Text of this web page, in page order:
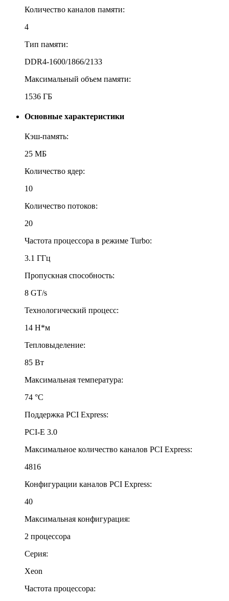
Количество каналов памяти:
4
Тип памяти:
DDR4-1600/1866/2133
Максимальный объем памяти:
1536 ГБ
Основные характеристики
Кэш-память:
25 МБ
Количество ядер:
10
Количество потоков:
20
Частота процессора в режиме Turbo:
3.1 ГГц
Пропускная способность:
8 GT/s
Технологический процесс:
14 Н*м
Тепловыделение:
85 Вт
Максимальная температура:
74 °С
Поддержка PCI Express:
PCI-E 3.0
Максимальное количество каналов PCI Express:
4816
Конфигурации каналов PCI Express:
40
Максимальная конфигурация:
2 процессора
Серия:
Xeon
Частота процессора: